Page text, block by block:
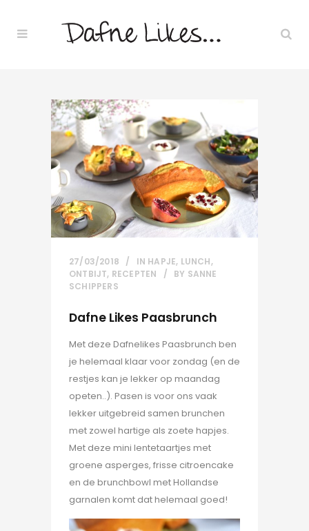
27/03/2018 IN HAPJE, LUNCH,
ONTBIJT, RECEPTEN BY SANNE
SCHIPPERS
Dafne Likes Paasbrunch
Met deze Dafnelikes Paasbrunch ben
je helemaal klaar voor zondag (en de
restjes kan je lekker op maandag
opeten..). Pasen is voor ons vaak
lekker uitgebreid samen brunchen
met zowel hartige als zoete hapjes.
Met deze mini lentetaartjes met
groene asperges, frisse citroencake
en de brunchbowl met Hollandse
garnalen komt dat helemaal goed!